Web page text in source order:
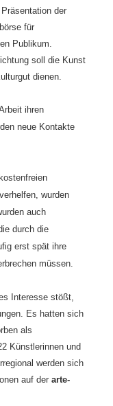
der
für
Publikum.
soll die Kunst
dienen.
ihren
neue Kontakte
wurden
auch
durch die
erst spät ihre
müssen.
Interesse stößt,
Es hatten sich
als
Künstlerinnen und
werden sich
auf derarte-